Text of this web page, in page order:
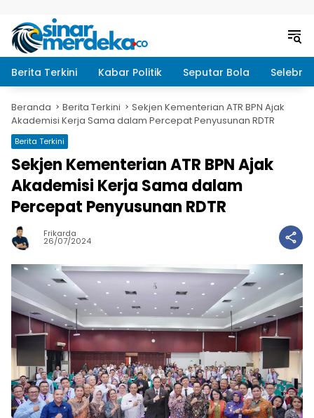
Berita Terkini Kabar Politik Seputar Bola
Beranda Berita Terkini
Sekjen Kementerian ATR BPN Ajak
Akademisi Kerja Sama dalam Percepat Penyusunan RDTR
Berita Terkini
Sekjen Kementerian ATR BPN Ajak
Akademisi Kerja Sama dalam
Percepat Penyusunan RDTR
Frikarda
26/07/2024